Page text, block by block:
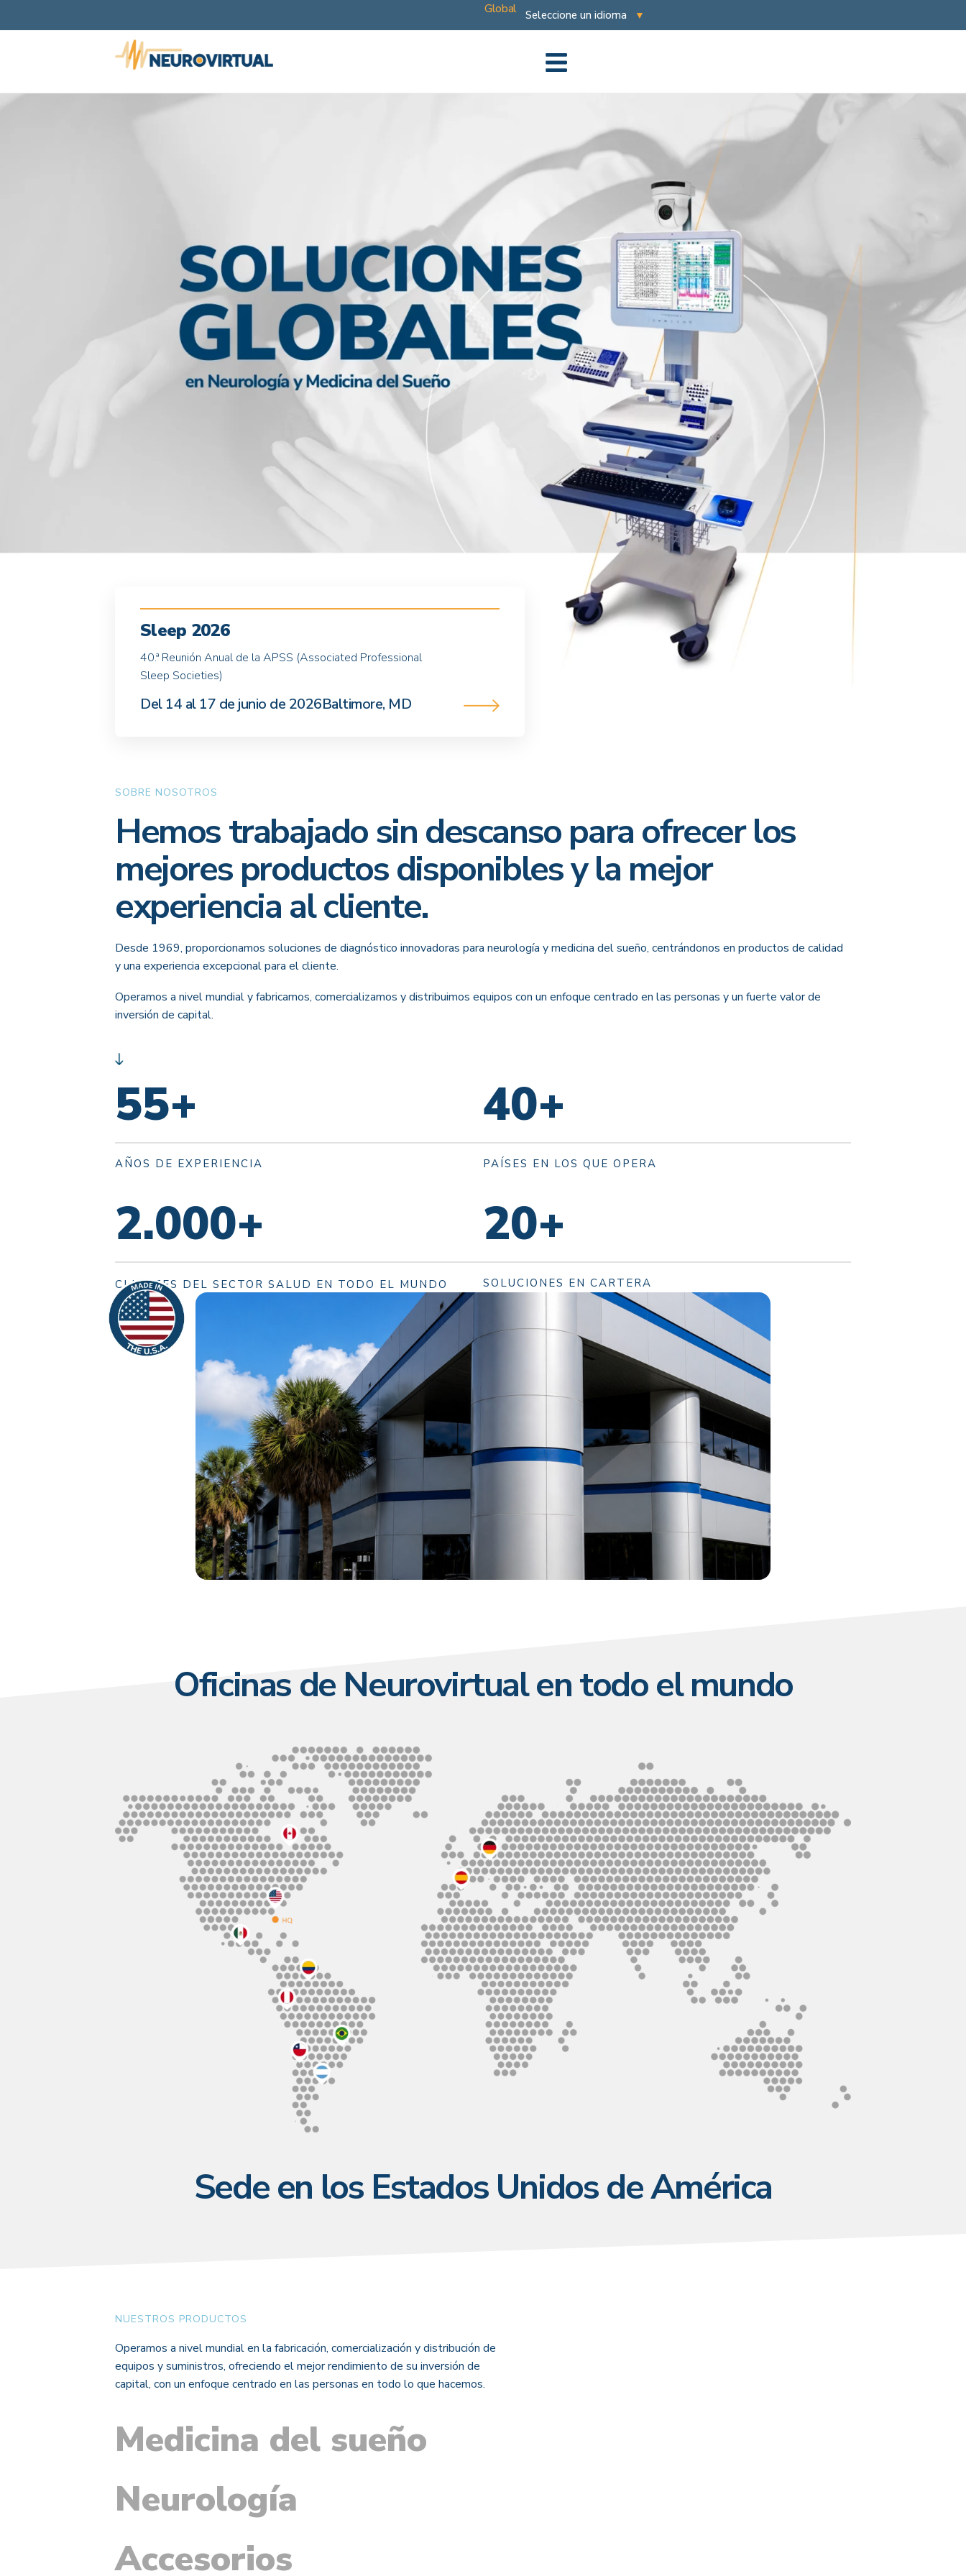
Global
Sleep 2026
40.ª Reunión Anual de la APSS (Associated Professional
Sleep Societies)
Del 14 al 17 de junio de 2026Baltimore, MD
SOBRE NOSOTROS
Hemos trabajado sin descanso para ofrecer los
mejores productos disponibles y la mejor
experiencia al cliente.
Desde 1969, proporcionamos soluciones de diagnóstico innovadoras para neurología y medicina del sueño, centrándonos en productos de calidad
y una experiencia excepcional para el cliente.
Operamos a nivel mundial y fabricamos, comercializamos y distribuimos equipos con un enfoque centrado en las personas y un fuerte valor de
inversión de capital.
55+
AÑOS DE EXPERIENCIA
40+
PAÍSES EN LOS QUE OPERA
2.000+
CLIENTES DEL SECTOR SALUD EN TODO EL MUNDO
20+
SOLUCIONES EN CARTERA
Oficinas de Neurovirtual en todo el mundo
Sede en los Estados Unidos de América
NUESTROS PRODUCTOS
Operamos a nivel mundial en la fabricación, comercialización y distribución de
equipos y suministros, ofreciendo el mejor rendimiento de su inversión de
capital, con un enfoque centrado en las personas en todo lo que hacemos.
Medicina del sueño
Neurología
Accesorios